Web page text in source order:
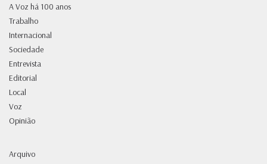
A Voz há 100 anos
Trabalho
Internacional
Sociedade
Entrevista
Editorial
Local
Voz
Opinião
Arquivo